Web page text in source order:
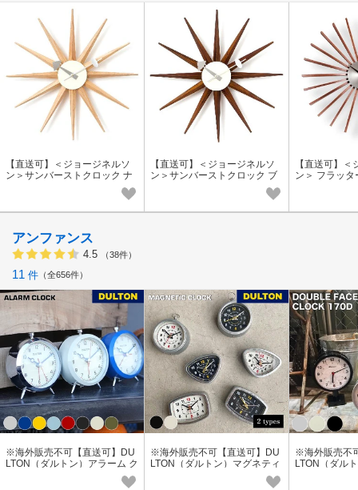
【直送可】＜ジョージネルソ
ン＞サンバーストクロック ナ
チュラル【送料無料/即納】
【直送可】＜ジョージネルソ
ン＞サンバーストクロック ブ
【直送可】
ン＞ フラッ
アンファンス
4.5 （38件）
11 件 全656件
※海外販売不可【直送可】DU
LTON（ダルトン）アラーム ク
ロック 時計/置時計 / アラー
※海外販売不可【直送可】DU
LTON（ダルトン）マグネティ
ック クロック 時計/ マグネッ
※海外販売不
LTON（ダル